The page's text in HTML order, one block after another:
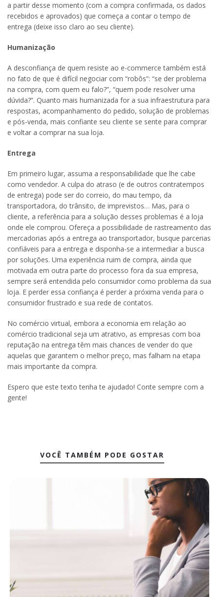
a partir desse momento (com a compra confirmada, os dados
recebidos e aprovados) que começa a contar o tempo de
entrega (deixe isso claro ao seu cliente).
Humanização
A desconfiança de quem resiste ao e-commerce também está
no fato de que é difícil negociar com “robôs”: “se der problema
na compra, com quem eu falo?”, “quem pode resolver uma
dúvida?”. Quanto mais humanizada for a sua infraestrutura para
respostas, acompanhamento do pedido, solução de problemas
e pós-venda, mais confiante seu cliente se sente para comprar
e voltar a comprar na sua loja.
Entrega
Em primeiro lugar, assuma a responsabilidade que lhe cabe
como vendedor. A culpa do atraso (e de outros contratempos
de entrega) pode ser do correio, do mau tempo, da
transportadora, do trânsito, de imprevistos… Mas, para o
cliente, a referência para a solução desses problemas é a loja
onde ele comprou. Ofereça a possibilidade de rastreamento das
mercadorias após a entrega ao transportador, busque parcerias
confiáveis para a entrega e disponha-se a intermediar a busca
por soluções. Uma experiência ruim de compra, ainda que
motivada em outra parte do processo fora da sua empresa,
sempre será entendida pelo consumidor como problema da sua
loja. E perder essa confiança é perder a próxima venda para o
consumidor frustrado e sua rede de contatos.
No comércio virtual, embora a economia em relação ao
comércio tradicional seja um atrativo, as empresas com boa
reputação na entrega têm mais chances de vender do que
aquelas que garantem o melhor preço, mas falham na etapa
mais importante da compra.
Espero que este texto tenha te ajudado! Conte sempre com a
gente!
VOCÊ TAMBÉM PODE GOSTAR